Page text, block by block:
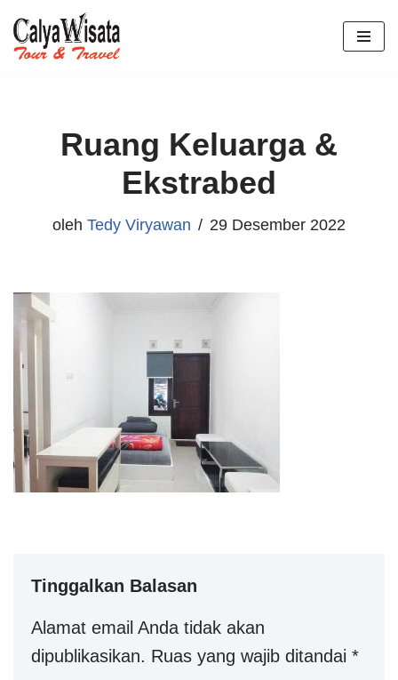
Lompat
Ruang Keluarga &
Ekstrabed
oleh Tedy Viryawan 29 Desember 2022
Tinggalkan Balasan
Alamat email Anda tidak akan
dipublikasikan. Ruas yang wajib ditandai *